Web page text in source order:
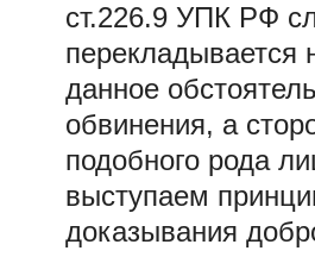
ст.226.9 УПК РФ
перекладывается
данное
обвинения, а
подобного рода
выступаем
доказывания